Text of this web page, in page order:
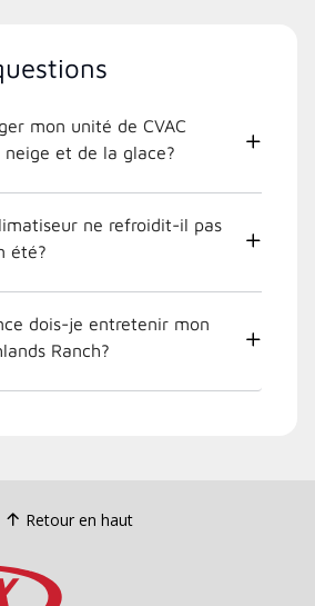
mon unité de CVAC
et de la glace?
ne refroidit-il pas
été?
dois-je entretenir mon
Ranch?
Retour en haut